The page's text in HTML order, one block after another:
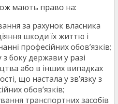
мають право на:
за рахунок власника
шкоди їх життю і
професійних обов’язків;
боку держави у разі
або в інших випадках
що настала у зв’язку з
обов’язків;
транспортних засобів